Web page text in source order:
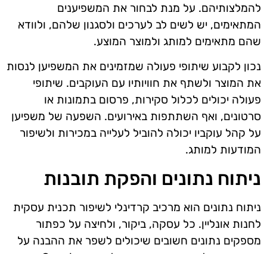
להמלצותיהם. על מנת לבחור את המשפיענים
המתאימים, יש לשים לב לערכים ולסגנון שלהם, ולוודא
שהם מתאימים למותג ולמוצר המוצע.
נכון לקבוע שיתופי פעולה שמזמינים את המשפיען לנסות
את המוצר ולשתף את חוויותיו עם העוקבים. שיתופי
פעולה יכולים לכלול סקירות, פרסום בתמונות או
סרטונים, ואף השתתפות באירועים. השפעה של משפיען
על קהל עוקביו יכולה להוביל לעלייה במכירות ולשיפור
המודעות למותג.
ניתוח נתונים והפקת תובנות
ניתוח נתונים הוא מרכיב קרדינלי לשיפור תכנית עסקית
לחנות אונליין. כל עסקה, ביקור, ולחיצה על כפתור
מספקים נתונים חשובים שיכולים לשפר את ההבנה על